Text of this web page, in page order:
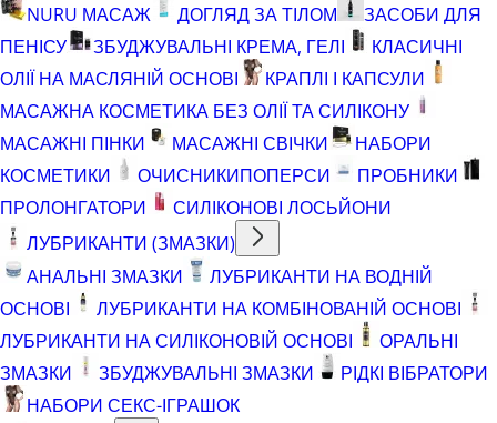
NURU МАСАЖ
ДОГЛЯД ЗА ТІЛОМ
ЗАСОБИ ДЛЯ
ПЕНІСУ
ЗБУДЖУВАЛЬНІ КРЕМА, ГЕЛІ
КЛАСИЧНІ
ОЛІЇ НА МАСЛЯНІЙ ОСНОВІ
КРАПЛІ І КАПСУЛИ
МАСАЖНА КОСМЕТИКА БЕЗ ОЛІЇ ТА СИЛІКОНУ
МАСАЖНІ ПІНКИ
МАСАЖНІ СВІЧКИ
НАБОРИ
КОСМЕТИКИ
ОЧИСНИКИПОПЕРСИ
ПРОБНИКИ
ПРОЛОНГАТОРИ
СИЛІКОНОВІ ЛОСЬЙОНИ
ЛУБРИКАНТИ (ЗМАЗКИ)
АНАЛЬНІ ЗМАЗКИ
ЛУБРИКАНТИ НА ВОДНІЙ
ОСНОВІ
ЛУБРИКАНТИ НА КОМБІНОВАНІЙ ОСНОВІ
ЛУБРИКАНТИ НА СИЛІКОНОВІЙ ОСНОВІ
ОРАЛЬНІ
ЗМАЗКИ
ЗБУДЖУВАЛЬНІ ЗМАЗКИ
РІДКІ ВІБРАТОРИ
НАБОРИ СЕКС-ІГРАШОК